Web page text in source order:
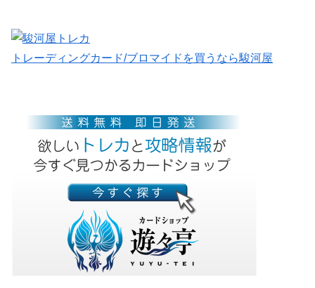
トレーディングカード/ブロマイドを買うなら駿河屋